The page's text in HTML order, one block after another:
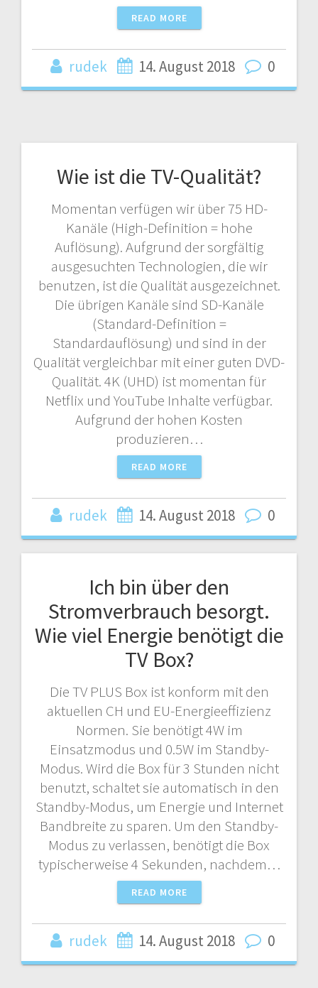
READ MORE
rudek 14. August 2018 0
Wie ist die TV-Qualität?
Momentan verfügen wir über 75 HD-
Kanäle (High-Definition = hohe
Auflösung). Aufgrund der sorgfältig
ausgesuchten Technologien, die wir
benutzen, ist die Qualität ausgezeichnet.
Die übrigen Kanäle sind SD-Kanäle
(Standard-Definition =
Standardauflösung) und sind in der
Qualität vergleichbar mit einer guten DVD-
Qualität. 4K (UHD) ist momentan für
Netflix und YouTube Inhalte verfügbar.
Aufgrund der hohen Kosten
produzieren…
READ MORE
rudek 14. August 2018 0
Ich bin über den
Stromverbrauch besorgt.
Wie viel Energie benötigt die
TV Box?
Die TV PLUS Box ist konform mit den
aktuellen CH und EU-Energieeffizienz
Normen. Sie benötigt 4W im
Einsatzmodus und 0.5W im Standby-
Modus. Wird die Box für 3 Stunden nicht
benutzt, schaltet sie automatisch in den
Standby-Modus, um Energie und Internet
Bandbreite zu sparen. Um den Standby-
Modus zu verlassen, benötigt die Box
typischerweise 4 Sekunden, nachdem…
READ MORE
rudek 14. August 2018 0